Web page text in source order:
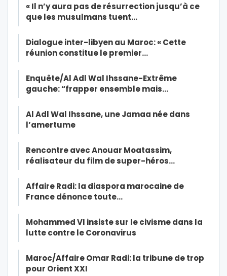
« Il n’y aura pas de résurrection jusqu’à ce
que les musulmans tuent…
Dialogue inter-libyen au Maroc: « Cette
réunion constitue le premier…
Enquête/Al Adl Wal Ihssane-Extrême
gauche: “frapper ensemble mais…
Al Adl Wal Ihssane, une Jamaa née dans
l’amertume
Rencontre avec Anouar Moatassim,
réalisateur du film de super-héros…
Affaire Radi: la diaspora marocaine de
France dénonce toute…
Mohammed VI insiste sur le civisme dans la
lutte contre le Coronavirus
Maroc/Affaire Omar Radi: la tribune de trop
pour Orient XXI